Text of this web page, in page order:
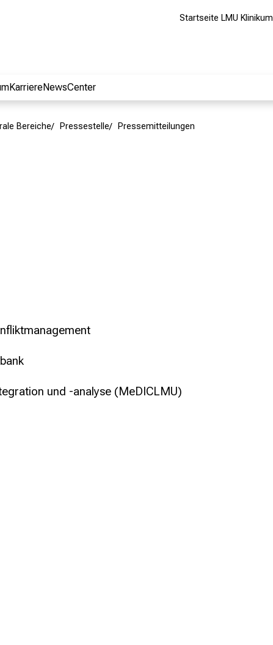
Startseite LMU Klinikum
KarriereNewsCenter
Bereiche Pressestelle Pressemitteilungen
und -analyse (MeDICLMU)